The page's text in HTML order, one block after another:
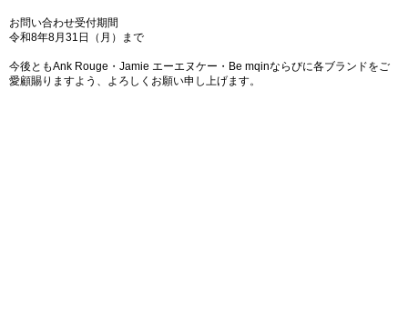
お問い合わせ受付期間
令和8年8月31日（月）まで
今後ともAnk Rouge・Jamie エーエヌケー・Be mqinならびに各ブランドをご
愛顧賜りますよう、よろしくお願い申し上げます。